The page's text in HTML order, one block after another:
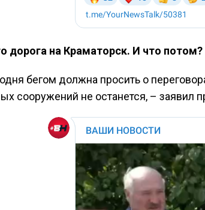
дорога на Краматорск. И что
бегом должна просить о
сооружений не останется, – заявил